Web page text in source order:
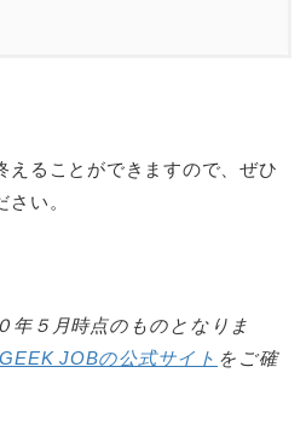
えることができますので、ぜひ
い。
年５月時点のものとなりま
GEEK JOBの公式サイト をご確